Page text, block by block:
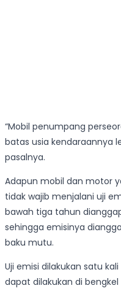
“Mobil penumpang
batas usia kendaraannya
pasalnya.
Adapun mobil dan motor
tidak wajib menjalani uji
bawah tiga tahun
sehingga emisinya
baku mutu.
Uji emisi dilakukan satu
dapat dilakukan di